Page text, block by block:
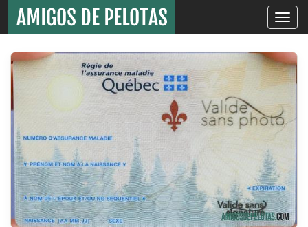
Toggle